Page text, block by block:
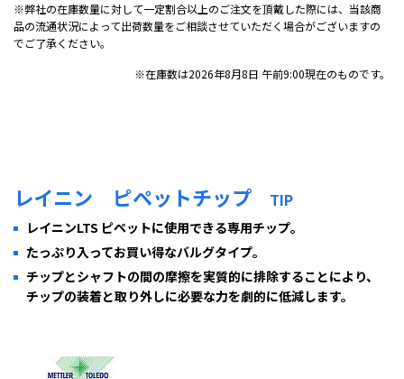
※弊社の在庫数量に対して一定割合以上のご注文を頂戴した際には、当該商
品の流通状況によって出荷数量をご相談させていただく場合がございますの
でご了承ください。
※在庫数は2026年8月8日 午前9:00現在のものです。
レイニン ピペットチップ TIP
レイニンLTS ピペットに使用できる専用チップ。
たっぷり入ってお買い得なバルグタイプ。
チップとシャフトの間の摩擦を実質的に排除することにより、
チップの装着と取り外しに必要な力を劇的に低減します。